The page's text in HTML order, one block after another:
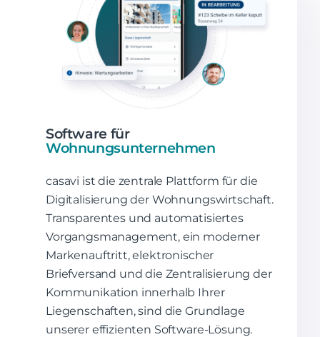
Software für
Wohnungsunternehmen
casavi ist die zentrale Plattform für die
Digitalisierung der Wohnungswirtschaft.
Transparentes und automatisiertes
Vorgangsmanagement, ein moderner
Markenauftritt, elektronischer
Briefversand und die Zentralisierung der
Kommunikation innerhalb Ihrer
Liegenschaften, sind die Grundlage
unserer effizienten Software-Lösung.